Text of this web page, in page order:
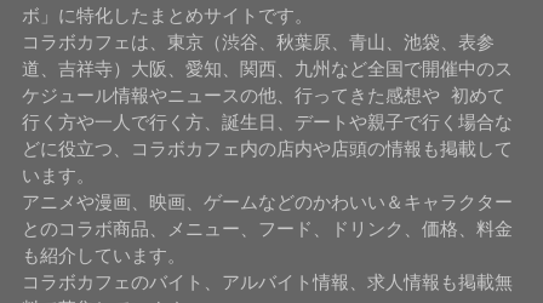
ボ」に特化したまとめサイトです。
コラボカフェは、東京（渋谷、秋葉原、青山、池袋、表参
道、吉祥寺）大阪、愛知、関西、九州など全国で開催中のス
ケジュール情報やニュースの他、行ってきた感想や 初めて
行く方や一人で行く方、誕生日、デートや親子で行く場合な
どに役立つ、コラボカフェ内の店内や店頭の情報も掲載して
います。
アニメや漫画、映画、ゲームなどのかわいい＆キャラクター
とのコラボ商品、メニュー、フード、ドリンク、価格、料金
も紹介しています。
コラボカフェのバイト、アルバイト情報、求人情報も掲載無